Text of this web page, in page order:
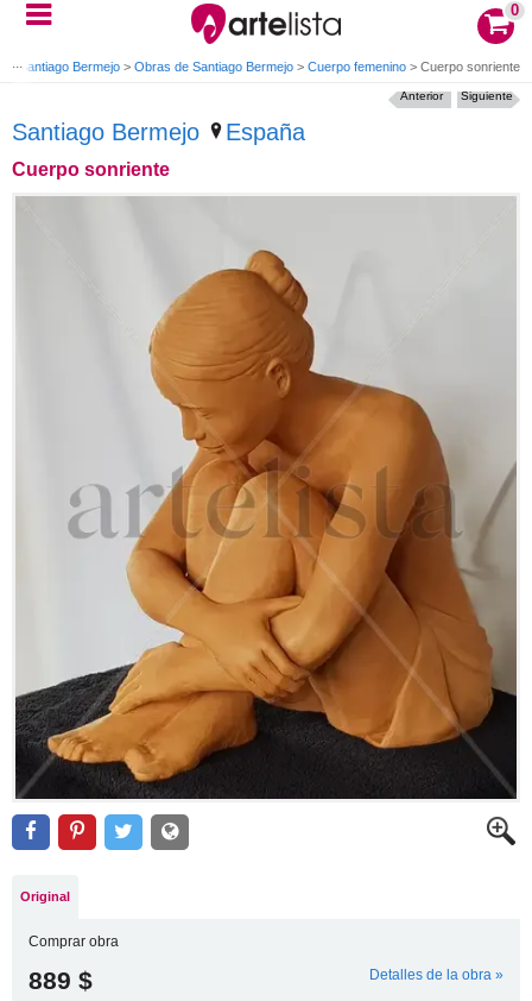
0
> Santiago Bermejo > Obras de Santiago Bermejo > Cuerpo femenino > Cuerpo sonriente
Santiago Bermejo España
Cuerpo sonriente
Siguiente
Anterior
Original
Comprar obra
889 $ Detalles de la obra »